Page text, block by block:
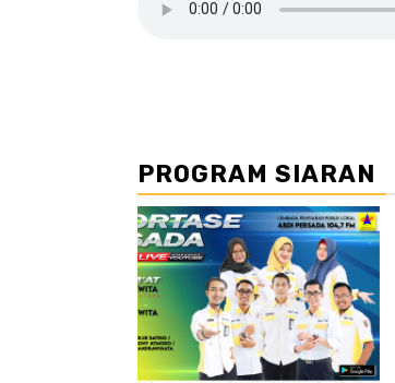
PROGRAM SIARAN
//2